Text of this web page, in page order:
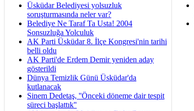
Üsküdar Belediyesi yolsuzluk
soruşturmasında neler var?
Belediye Ne Taraf Ta Usta! 2004
Sonsuzluğa Yolculuk
AK Parti Üsküdar 8. İlçe Kongresi'nin tarihi
belli oldu
AK Parti'de Erdem Demir yeniden aday
gösterildi
Dünya Temizlik Günü Üsküdar'da
kutlanacak
Sinem Dedetaş, ''Önceki döneme dair tespit
süreci başlattık''